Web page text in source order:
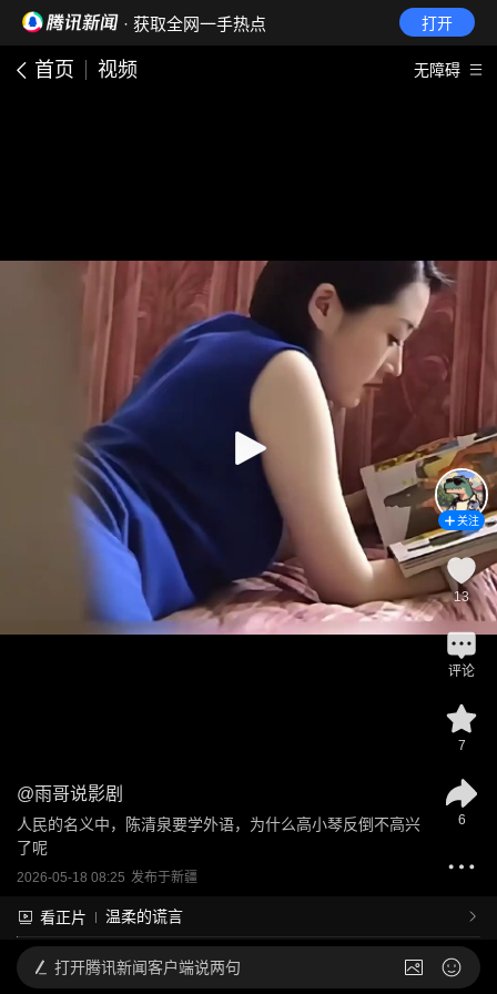
· 获取全网一手热点 打开
首页 视频 无障碍
@雨哥说影剧
人民的名义中，陈清泉要学外语，为什么高小琴反倒不高兴
了呢
2026-05-18 08:25 发布于新疆
看正片 温柔的谎言
关注
13
评论
7
6
打开腾讯新闻客户端说两句